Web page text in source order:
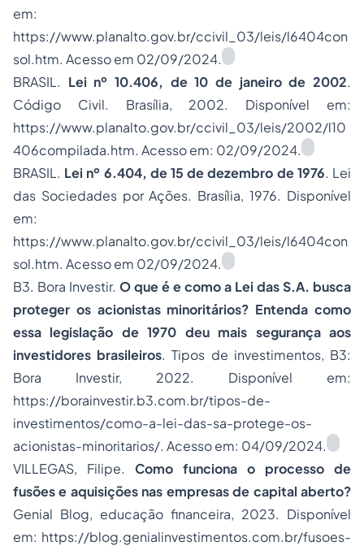
em:
https://www.planalto.gov.br/ccivil_03/leis/l6404con
sol.htm. Acesso em 02/09/2024.
BRASIL. Lei nº 10.406, de 10 de janeiro de 2002.
Código Civil. Brasília, 2002. Disponível em:
https://www.planalto.gov.br/ccivil_03/leis/2002/l10
406compilada.htm. Acesso em: 02/09/2024.
BRASIL. Lei nº 6.404, de 15 de dezembro de 1976. Lei
das Sociedades por Ações. Brasília, 1976. Disponível
em:
https://www.planalto.gov.br/ccivil_03/leis/l6404con
sol.htm. Acesso em 02/09/2024.
B3. Bora Investir. O que é e como a Lei das S.A. busca
proteger os acionistas minoritários? Entenda como
essa legislação de 1970 deu mais segurança aos
investidores brasileiros. Tipos de investimentos, B3:
Bora Investir, 2022. Disponível em:
https://borainvestir.b3.com.br/tipos-de-
investimentos/como-a-lei-das-sa-protege-os-
acionistas-minoritarios/. Acesso em: 04/09/2024.
VILLEGAS, Filipe. Como funciona o processo de
fusões e aquisições nas empresas de capital aberto?
Genial Blog, educação financeira, 2023. Disponível
em: https://blog.genialinvestimentos.com.br/fusoes-